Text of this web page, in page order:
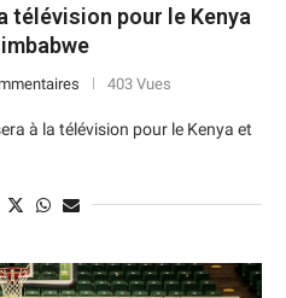
télévision pour le Kenya
403 Vues
à la télévision pour le Kenya et